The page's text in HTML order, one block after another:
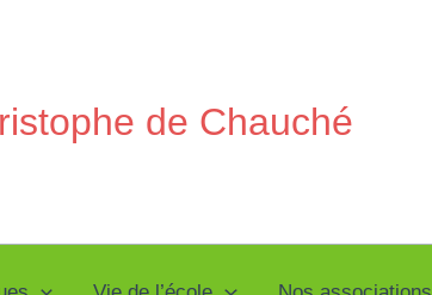
de Chauché